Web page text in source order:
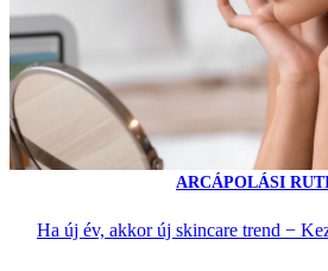
ARCÁPOLÁSI
Ha új év, akkor új skincare trend −